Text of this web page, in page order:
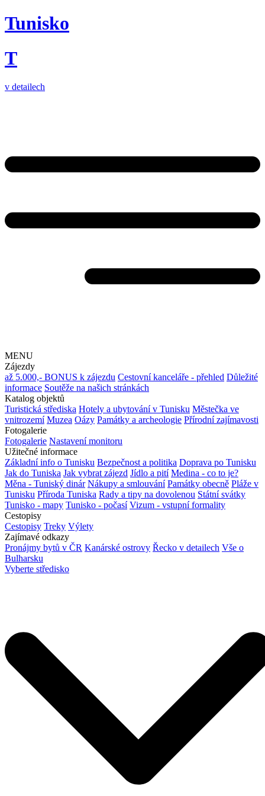
Tunisko
T
v detailech
MENU
Zájezdy
až 5.000,- BONUS k zájezdu Cestovní kanceláře - přehled Důležité
informace Soutěže na našich stránkách
Katalog objektů
Turistická střediska Hotely a ubytování v Tunisku Městečka ve
vnitrozemí Muzea Oázy Památky a archeologie Přírodní zajímavosti
Fotogalerie
Fotogalerie Nastavení monitoru
Užitečné informace
Základní info o Tunisku Bezpečnost a politika Doprava po Tunisku
Jak do Tuniska Jak vybrat zájezd Jídlo a pití Medina - co to je?
Měna - Tuniský dinár Nákupy a smlouvání Památky obecně Pláže v
Tunisku Příroda Tuniska Rady a tipy na dovolenou Státní svátky
Tunisko - mapy Tunisko - počasí Vizum - vstupní formality
Cestopisy
Cestopisy Treky Výlety
Zajímavé odkazy
Pronájmy bytů v ČR Kanárské ostrovy Řecko v detailech Vše o
Bulharsku
Vyberte středisko